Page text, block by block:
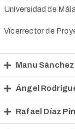
Universidad de
Vicerrector de
Manu Sánchez
Ángel
Rafael Díaz